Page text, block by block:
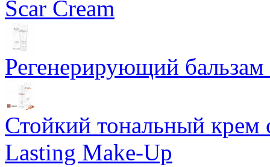
Scar Cream
Регенерирующий
Стойкий тональный
Lasting Make-Up